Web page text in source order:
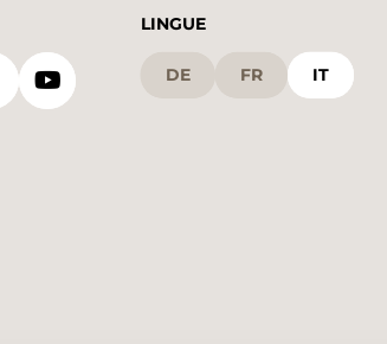
LINGUE
DE FR IT